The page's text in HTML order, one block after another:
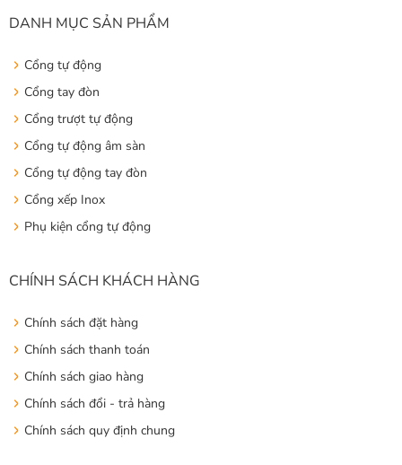
DANH MỤC SẢN PHẨM
Cổng tự động
Cổng tay đòn
Cổng trượt tự động
Cổng tự động âm sàn
Cổng tự động tay đòn
Cổng xếp Inox
Phụ kiện cổng tự động
CHÍNH SÁCH KHÁCH HÀNG
Chính sách đặt hàng
Chính sách thanh toán
Chính sách giao hàng
Chính sách đổi - trả hàng
Chính sách quy định chung